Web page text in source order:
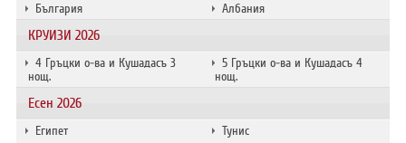
България
Албания
КРУИЗИ 2026
4 Гръцки о-ва и Кушадасъ 3
нощ.
5 Гръцки о-ва и Кушадасъ 4
нощ.
Есен 2026
Египет
Тунис